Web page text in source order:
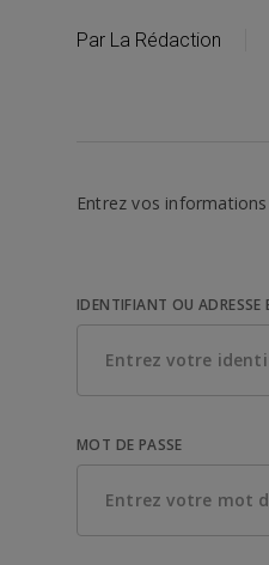
Par La Rédaction
Entrez vos
IDENTIFIANT OU ADRESSE
MOT DE PASSE